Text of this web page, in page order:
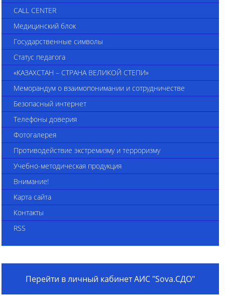
CALL CENTER
Медицинский блок
Государственные символы
Статус педагога
«КАЗАХСТАН – СТРАНА ВЕЛИКОЙ СТЕПИ»
Меморандум о взаимопонимании и сотрудничестве
Безопасный интернет
Телефоны доверия
Фотогалерея
Противодействие экстремизму и терроризму
Учебно-методическая продукция
Внимание!
Карта сайта
Контакты
RSS
Перейти в личный кабинет АИС "Sova.СДО"